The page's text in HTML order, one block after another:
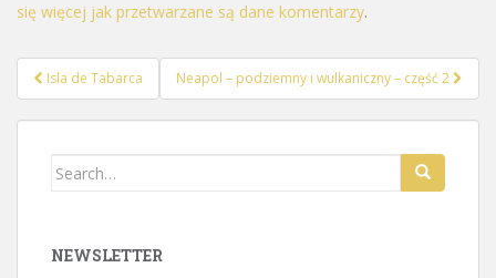
się więcej jak przetwarzane są dane komentarzy.
Nawigacja postu
Isla de Tabarca Neapol – podziemny i wulkaniczny – część 2
Search for:
NEWSLETTER